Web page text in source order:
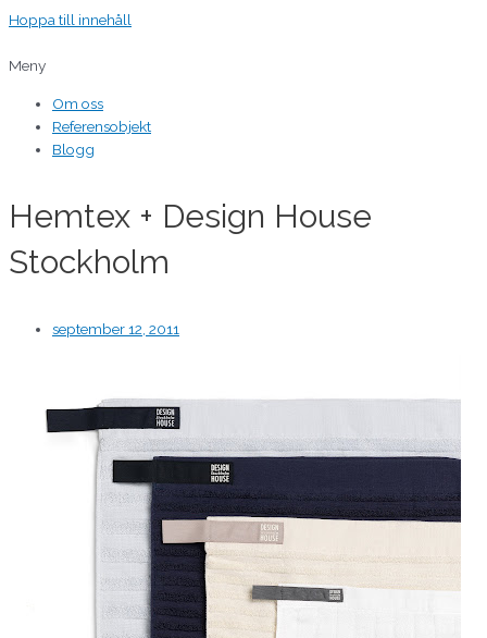
Hoppa till innehåll
Meny
Om oss
Referensobjekt
Blogg
Hemtex + Design House
Stockholm
september 12, 2011